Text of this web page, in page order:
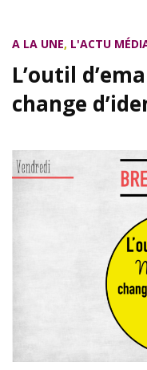
A LA UNE, L'ACTU
L’outil
change